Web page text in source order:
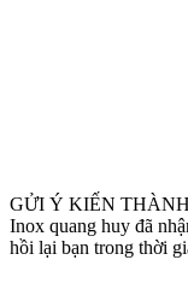
GỬI Ý KIẾN
Inox quang huy đã
hồi lại bạn trong thời